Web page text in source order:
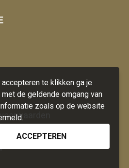
accepteren te klikken ga je
de geldende omgang van
zoals op de website